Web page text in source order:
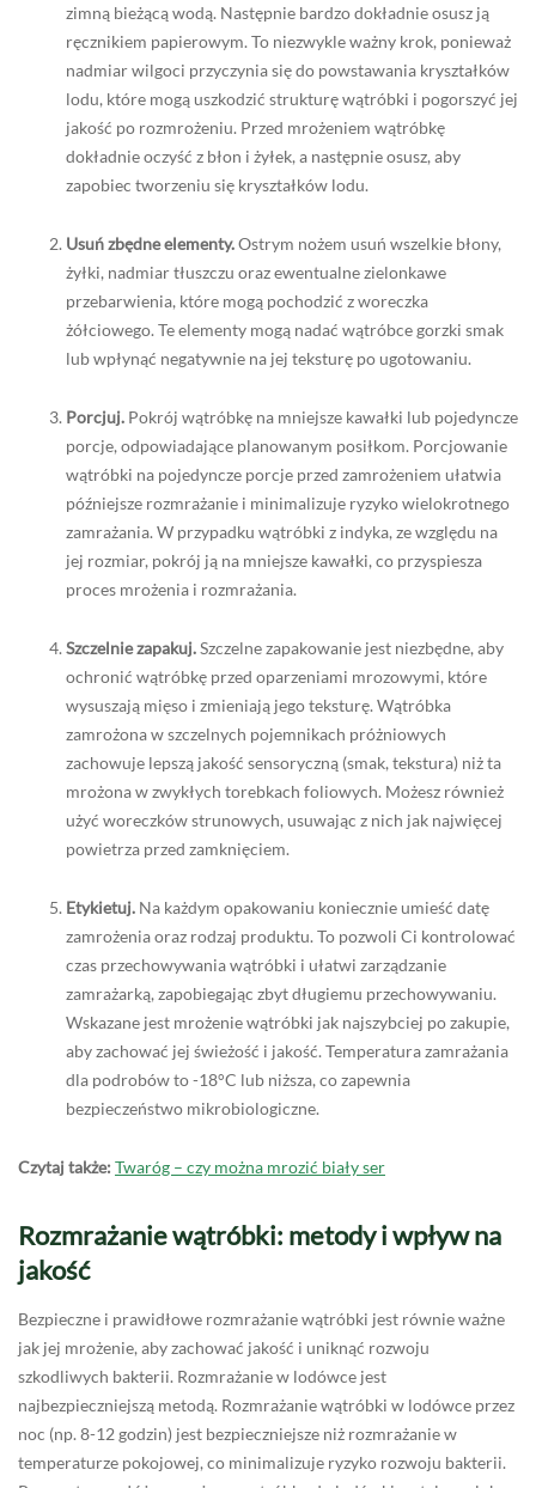
zimną bieżącą wodą. Następnie bardzo dokładnie osusz ją
ręcznikiem papierowym. To niezwykle ważny krok, ponieważ
nadmiar wilgoci przyczynia się do powstawania kryształków
lodu, które mogą uszkodzić strukturę wątróbki i pogorszyć jej
jakość po rozmrożeniu. Przed mrożeniem wątróbkę
dokładnie oczyść z błon i żyłek, a następnie osusz, aby
zapobiec tworzeniu się kryształków lodu.
Usuń zbędne elementy.Ostrym nożem usuń wszelkie błony,
żyłki, nadmiar tłuszczu oraz ewentualne zielonkawe
przebarwienia, które mogą pochodzić z woreczka
żółciowego. Te elementy mogą nadać wątróbce gorzki smak
lub wpłynąć negatywnie na jej teksturę po ugotowaniu.
Porcjuj. Pokrój wątróbkę na mniejsze kawałki lub pojedyncze
porcje, odpowiadające planowanym posiłkom. Porcjowanie
wątróbki na pojedyncze porcje przed zamrożeniem ułatwia
późniejsze rozmrażanie i minimalizuje ryzyko wielokrotnego
zamrażania. W przypadku wątróbki z indyka, ze względu na
jej rozmiar, pokrój ją na mniejsze kawałki, co przyspiesza
proces mrożenia i rozmrażania.
Szczelnie zapakuj.Szczelne zapakowanie jest niezbędne, aby
ochronić wątróbkę przed oparzeniami mrozowymi, które
wysuszają mięso i zmieniają jego teksturę. Wątróbka
zamrożona w szczelnych pojemnikach próżniowych
zachowuje lepszą jakość sensoryczną (smak, tekstura) niż ta
mrożona w zwykłych torebkach foliowych. Możesz również
użyć woreczków strunowych, usuwając z nich jak najwięcej
powietrza przed zamknięciem.
Etykietuj. Na każdym opakowaniu koniecznie umieść datę
zamrożenia oraz rodzaj produktu. To pozwoli Ci kontrolować
czas przechowywania wątróbki i ułatwi zarządzanie
zamrażarką, zapobiegając zbyt długiemu przechowywaniu.
Wskazane jest mrożenie wątróbki jak najszybciej po zakupie,
aby zachować jej świeżość i jakość. Temperatura zamrażania
dla podrobów to -18°C lub niższa, co zapewnia
bezpieczeństwo mikrobiologiczne.
Czytaj także: Twaróg – czy można mrozić biały ser
Rozmrażanie wątróbki: metody i wpływ na
jakość
Bezpieczne i prawidłowe rozmrażanie wątróbki jest równie ważne
jak jej mrożenie, aby zachować jakość i uniknąć rozwoju
szkodliwych bakterii. Rozmrażanie w lodówce jest
najbezpieczniejszą metodą. Rozmrażanie wątróbki w lodówce przez
noc (np. 8-12 godzin) jest bezpieczniejsze niż rozmrażanie w
temperaturze pokojowej, co minimalizuje ryzyko rozwoju bakterii.